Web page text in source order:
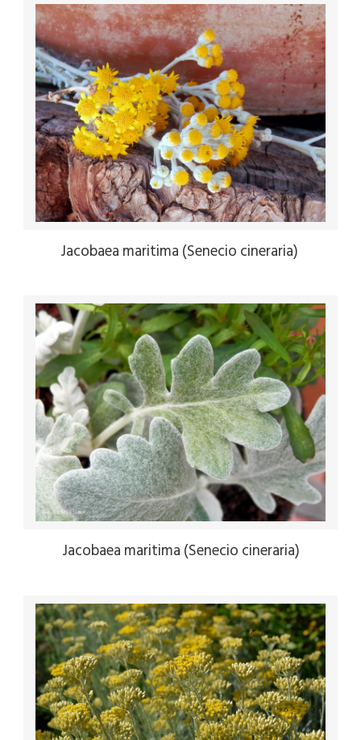
Jacobaea maritima (Senecio cineraria)
Jacobaea maritima (Senecio cineraria)